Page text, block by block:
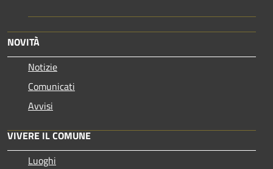
NOVITÀ
Notizie
Comunicati
Avvisi
VIVERE IL COMUNE
Luoghi